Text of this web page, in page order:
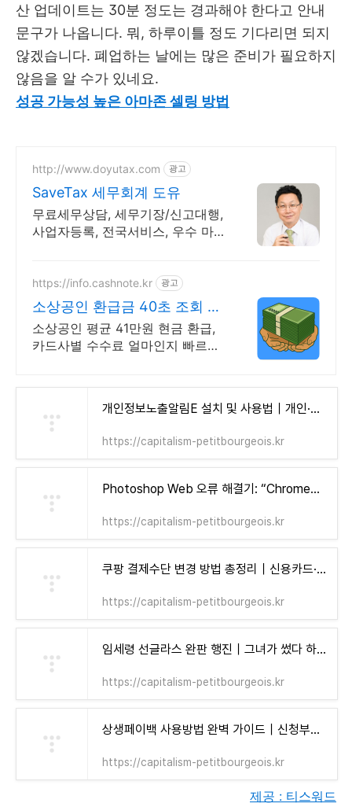
산 업데이트는 30분 정도는 경과해야 한다고 안내
문구가 나옵니다. 뭐, 하루이틀 정도 기다리면 되지
않겠습니다. 폐업하는 날에는 많은 준비가 필요하지
않음을 알 수가 있네요.
성공 가능성 높은 아마존 셀링 방법
http://www.doyutax.com 광고
SaveTax 세무회계 도유
무료세무상담, 세무기장/신고대행,
사업자등록, 전국서비스, 우수 마
https://info.cashnote.kr 광고
소상공인 환급금 40초 조회 평
균 41만원 환급
소상공인 평균 41만원 현금 환급,
카드사별 수수료 얼마인지 빠르게
개인정보노출알림E 설치 및 사용법｜개인·가족 모두가 알아야 할 보안 수칙 - 자본주의 소시민
https://capitalism-petitbourgeois.kr
Photoshop Web 오류 해결기: “Chrome에서는 사용 가능한 디스크 용량이 제한됩니다” 눈물겨운 사투 (+ 어도비 12개월 무료 혜택!) - 자본주의 소시민
https://capitalism-petitbourgeois.kr
쿠팡 결제수단 변경 방법 총정리｜신용카드·카카오페이·계좌이체까지 한 번에 설정! - 자본주의 소시민
https://capitalism-petitbourgeois.kr
임세령 선글라스 완판 행진｜그녀가 썼다 하면 품절! 인기템 리스트 총정리 - 자본주의 소시민
https://capitalism-petitbourgeois.kr
상생페이백 사용방법 완벽 가이드｜신청부터 사용처까지 한 번에 정리! - 자본주의 소시민
https://capitalism-petitbourgeois.kr
제공 : 티스워드